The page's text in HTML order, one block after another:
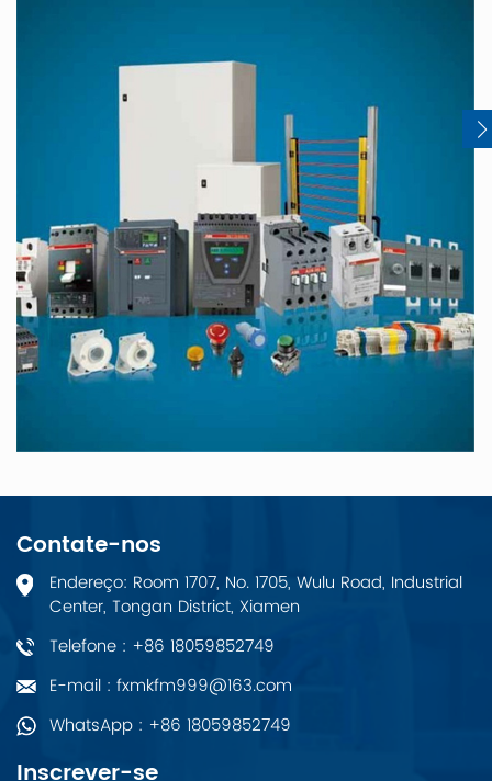
Contate-nos
Endereço: Room 1707, No. 1705, Wulu Road, Industrial
Center, Tongan District, Xiamen
Telefone : +86 18059852749
E-mail : fxmkfm999@163.com
WhatsApp : +86 18059852749